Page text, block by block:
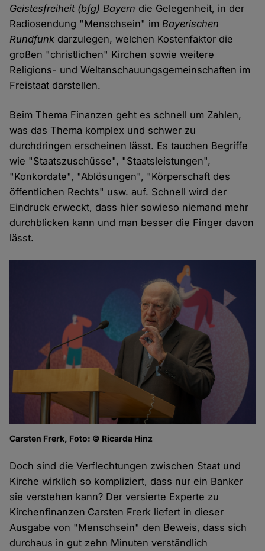
Geistesfreiheit (bfg) Bayern die Gelegenheit, in der
Radiosendung "Menschsein" imBayerischen
Rundfunk darzulegen, welchen Kostenfaktor die
großen "christlichen" Kirchen sowie weitere
Religions- und Weltanschauungsgemeinschaften im
Freistaat darstellen.
Beim Thema Finanzen geht es schnell um Zahlen,
was das Thema komplex und schwer zu
durchdringen erscheinen lässt. Es tauchen Begriffe
wie "Staatszuschüsse", "Staatsleistungen",
"Konkordate", "Ablösungen", "Körperschaft des
öffentlichen Rechts" usw. auf. Schnell wird der
Eindruck erweckt, dass hier sowieso niemand mehr
durchblicken kann und man besser die Finger davon
lässt.
Carsten Frerk, Foto: © Ricarda Hinz
Doch sind die Verflechtungen zwischen Staat und
Kirche wirklich so kompliziert, dass nur ein Banker
sie verstehen kann? Der versierte Experte zu
Kirchenfinanzen Carsten Frerk liefert in dieser
Ausgabe von "Menschsein" den Beweis, dass sich
durchaus in gut zehn Minuten verständlich